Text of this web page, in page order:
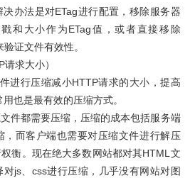
法是对ETag进行配置，移除服务器
和大小作为ETag值，或者直接移除
证文件有效性。
求大小）
行压缩减小HTTP请求的大小，提高
也是最有效的压缩方式。
都需要压缩，压缩的成本包括服务端
，而客户端也需要对压缩文件进行解压
衡。现在绝大多数网站都对其HTML文
js、css进行压缩，几乎没有网站对图